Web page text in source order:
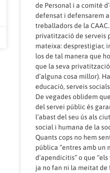
de Personal i a comitè
defensat i defensarem
treballadors de la
privatització de serveis
mateixa: desprestigiar,
los de tal manera que
que la seva
d’alguna cosa millor).
educació, serveis
De vegades oblidem
del servei públic és
l’abast del seu ús als
social i humana de la
Quants cops no hem
pública “entres amb un
d’apendicitis” o que
ja no fan ni la meitat de